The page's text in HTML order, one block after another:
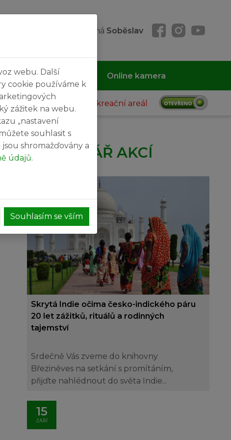
08. 08. 2026, svátek má Soběslav
v MČ Kontakty Online kamera
Rekreační areál
KALENDÁŘ AKCÍ
Skrytá Indie očima česko-indického páru
20 let zážitků, rituálů a rodinných
tajemství
Srdečně Vás zveme do knihovny
Březiněves na setkání s promítáním,
přijďte nahlédnout do světa Indie...
15
ZÁŘÍ
webu. Další
cookie používáme k
zážitek na webu.
„nastavení
souhlasit s
shromažďovány a
údajů.
Souhlasím se vším